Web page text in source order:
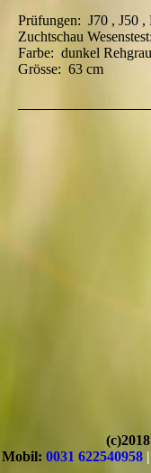
Prüfungen: J70 , J50 ,
Zuchtschau Wesenstest:
Farbe: dunkel Rehgrau
Grösse: 63 cm
Mobil: 0031 622540958|